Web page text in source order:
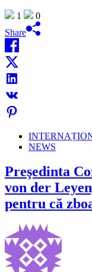
1
0
Share
NEWS
Preşedinta
von der
pentru că